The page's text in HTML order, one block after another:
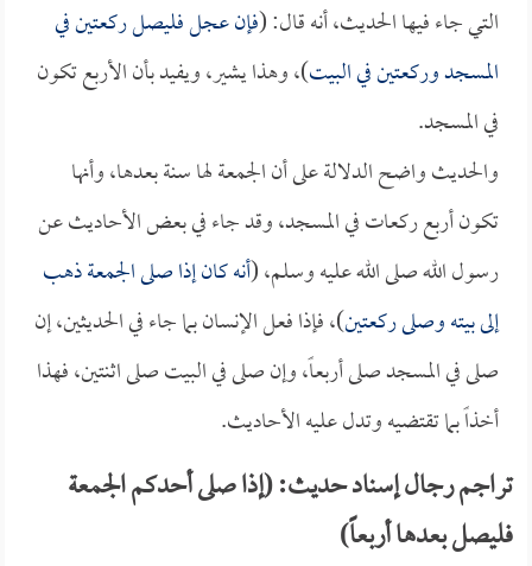
التي جاء فيها الحديث، أنه قال: (فإن عجل فليصل ركعتين في
المسجد وركعتين في البيت)، وهذا يشير، ويفيد بأن الأربع تكون
في المسجد.
والحديث واضح الدلالة على أن الجمعة لها سنة بعدها، وأنها
تكون أربع ركعات في المسجد، وقد جاء في بعض الأحاديث عن
رسول الله صلى الله عليه وسلم، (أنه كان إذا صلى الجمعة ذهب
إلى بيته وصلى ركعتين)، فإذا فعل الإنسان بما جاء في الحديثين، إن
صلى في المسجد صلى أربعاً، وإن صلى في البيت صلى اثنتين، فهذا
أخذاً بما تقتضيه وتدل عليه الأحاديث.
تراجم رجال إسناد حديث: (إذا صلى أحدكم الجمعة
فليصل بعدها أربعاً)